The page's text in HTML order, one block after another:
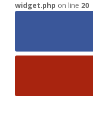
widget.php on line 20